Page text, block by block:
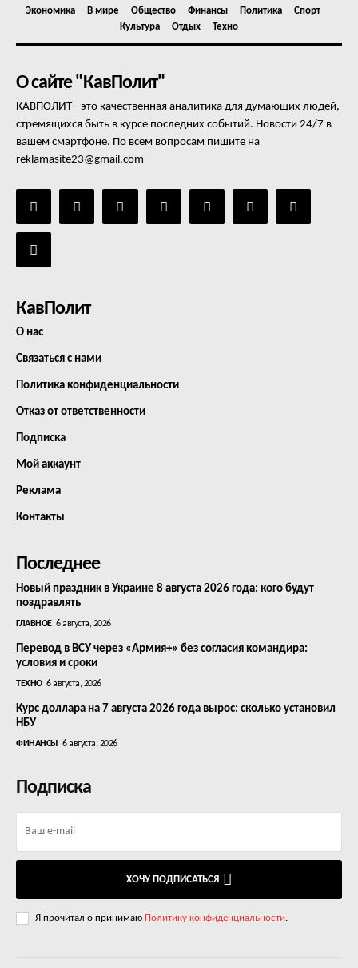
Контакты
Экономика В мире Общество Финансы Политика
Спорт
Культура
Отдых Техно
О сайте "КавПолит"
КАВПОЛИТ - это качественная аналитика для думающих людей,
стремящихся быть в курсе последних событий. Новости 24/7 в
вашем смартфоне. По всем вопросам пишите на
reklamasite23@gmail.com
КавПолит
О нас
Связаться с нами
Политика конфиденциальности
Отказ от ответственности
Подписка
Мой аккаунт
Реклама
Контакты
Последнее
Новый праздник в Украине 8 августа 2026 года: кого будут
поздравлять
ГЛАВНОЕ 6 августа, 2026
Перевод в ВСУ через «Армия+» без согласия командира:
условия и сроки
ТЕХНО 6 августа, 2026
Курс доллара на 7 августа 2026 года вырос: сколько установил
НБУ
ФИНАНСЫ 6 августа, 2026
Подписка
ХОЧУ ПОДПИСАТЬСЯ
Я прочитал о принимаю Политику конфиденциальности.